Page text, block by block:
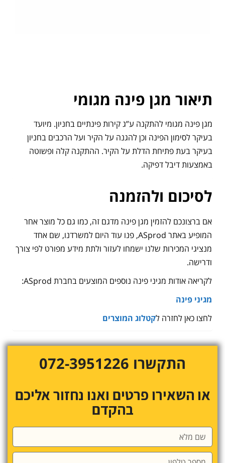
תיאור מגן פינה מגומי
מגן פינה מגומי להתקנה ע”ג קירות פינתיים בחניון. מיועד
בעיקר לסימון הפינה וכן להגנה על הקיר ועל הרכבים בחניון
בעיקר בעת פתיחת הדלת על הקיר. ההתקנה קלה ופשוטה
באמצעות דיבל דפיקה.
לסיכום ולהזמנה
אם ברצונכם להזמין מגן פינה מדגם זה, כמו גם כל מוצר אחר
המופיע באתר ASprod, פנו עוד היום למשרדנו, שם אחד
מנציגי המכירות שלנו ישמחו לעזור ולתת מידע מפורט לפי צורך
ודרישה.
לקריאה אודות מגיני פינה נוספים המוצעים בחברת ASprod:
מגיני פינה
לחצו כאן לחזרה לקטלוג המוצרים
התקשרו 072-3951226
או השאירו פרטים ואנו נחזור אליכם
בהקדם